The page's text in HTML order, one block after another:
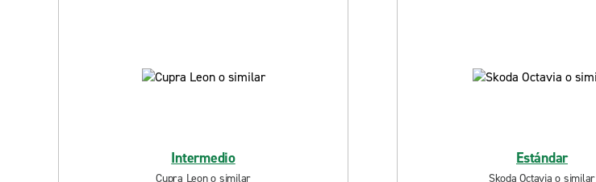
Intermedio
Cupra Leon o similar
Estándar
Skoda Octavia o similar